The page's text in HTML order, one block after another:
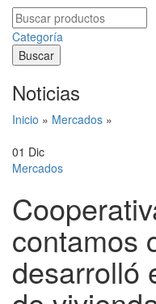
Search
for:
Categoría
Buscar
Noticias
Inicio » Mercados »
01 Dic
Mercados
contamos
desarrolló